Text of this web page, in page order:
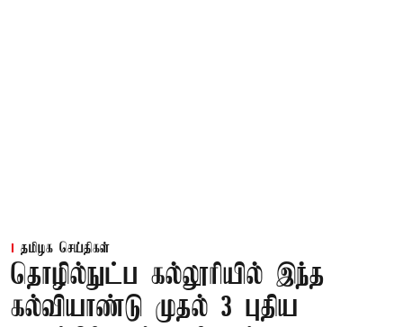
தமிழக செய்திகள்
தொழில்நுட்ப கல்லூரியில் இந்த
கல்வியாண்டு முதல் 3 புதிய